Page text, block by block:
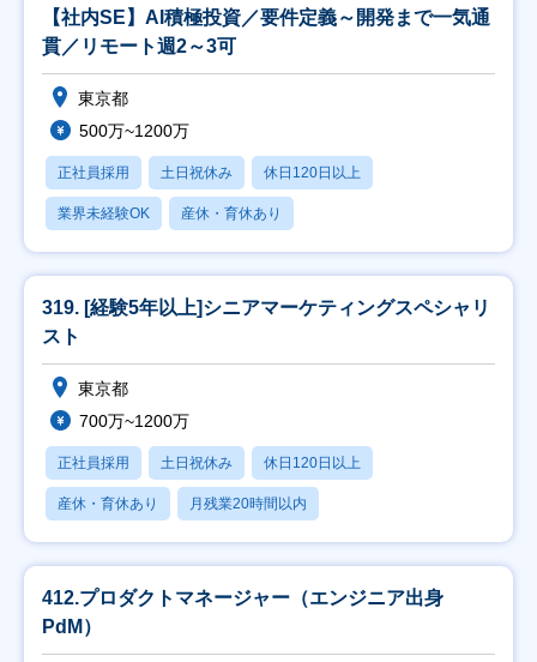
【社内SE】AI積極投資／要件定義～開発まで一気通
貫／リモート週2～3可
東京都
500万~1200万
正社員採用 土日祝休み 休日120日以上
業界未経験OK 産休・育休あり
319. [経験5年以上]シニアマーケティングスペシャリ
スト
東京都
700万~1200万
正社員採用 土日祝休み 休日120日以上
産休・育休あり 月残業20時間以内
412.プロダクトマネージャー（エンジニア出身
PdM）